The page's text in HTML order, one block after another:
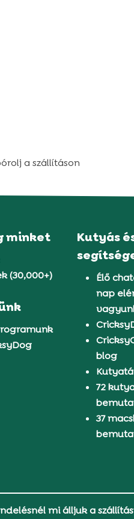
a szállításon
minket
(30,000+)
Kutyás
Élő
nap
blog
72
37
mi álljuk a